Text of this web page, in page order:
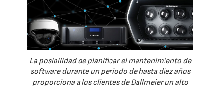
La posibilidad de planificar el mantenimiento de
software durante un periodo de hasta diez años
proporciona a los clientes de Dallmeier un alto